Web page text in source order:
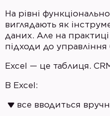
На рівні
виглядають як
даних. Але на
підходи до управління
Excel — це таблиця.
В Excel:
все вводиться